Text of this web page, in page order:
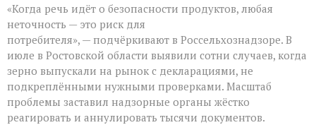
под
Ростовской
области
вскрыли
массовые
нарушения
декларирования
«Когда речь идёт о безопасности продуктов, любая
неточность — это риск для
потребителя», — подчёркивают в Россельхознадзоре. В
июле в Ростовской области выявили сотни случаев, когда
зерно выпускали на рынок с декларациями, не
подкреплёнными нужными проверками. Масштаб
проблемы заставил надзорные органы жёстко
реагировать и аннулировать тысячи документов.